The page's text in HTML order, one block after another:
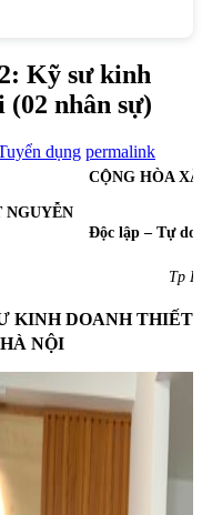
Kỹ sư kinh
nhân sự)
dụng permalink
NGUYỄN
CỘNG HÒA
Độc lập – Tự do
Tp HCM,
KINH DOANH THIẾT
NỘI